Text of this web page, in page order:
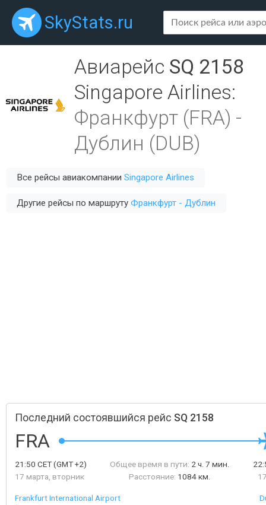
SkyStats.ru
Авиарейс SQ 2158
Singapore Airlines:
Франкфурт (FRA) -
Дублин (DUB)
Все рейсы авиакомпании Singapore Airlines
Другие рейсы по маршруту Франкфурт - Дублин
Последний состоявшийся рейс SQ 2158
FRA
21:50 CET(GMT +2)
17 марта, вторник
Общее время в пути: 2 ч. 7 мин.
Расстояние: 1084 км.
Frankfurt International Airport